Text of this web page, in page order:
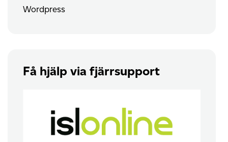
Wordpress
Få hjälp via fjärrsupport